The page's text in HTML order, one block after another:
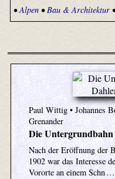
•Alpen•Bau & Architektur
Paul Wittig • Johannes
Grenander
Die Untergrundbahn
Nach der Eröffnung der
1902 war das Interesse
Vororte an einem Schn …